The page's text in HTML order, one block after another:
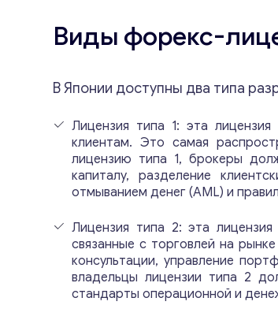
Виды форекс-
В Японии доступны два типа
Лицензия типа 1: эта
клиентам. Это самая
лицензию типа 1, брокеры
капиталу, разделение
отмыванием денег (AML) и
Лицензия типа 2: эта лицензия
связанные с торговлей на
консультации, управление
владельцы лицензии типа 2
стандарты операционной и